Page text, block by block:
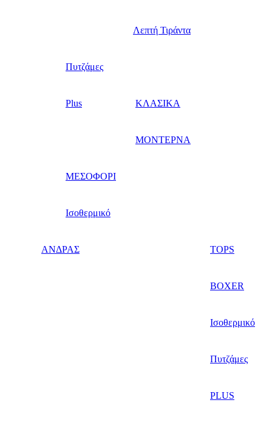
Λεπτή Τιράντα
Πυτζάμες
Plus ΚΛΑΣΙΚΑ
ΜΟΝΤΕΡΝΑ
ΜΕΣΟΦΟΡΙ
Ισοθερμικό
ΑΝΔΡΑΣ TOPS
BOXER
Ισοθερμικό
Πυτζάμες
PLUS